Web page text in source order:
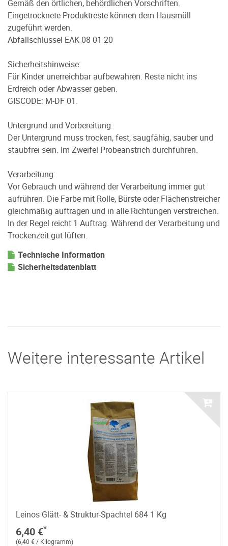
Gemäß den örtlichen, behördlichen Vorschriften.
Eingetrocknete Produktreste können dem Hausmüll
zugeführt werden.
Abfallschlüssel EAK 08 01 20
Sicherheitshinweise:
Für Kinder unerreichbar aufbewahren. Reste nicht ins
Erdreich oder Abwasser geben.
GISCODE: M-DF 01.
Untergrund und Vorbereitung:
Der Untergrund muss trocken, fest, saugfähig, sauber und
staubfrei sein. Im Zweifel Probeanstrich durchführen.
Verarbeitung:
Vor Gebrauch und während der Verarbeitung immer gut
aufrühren. Die Farbe mit Rolle, Bürste oder Flächenstreicher
gleichmäßig auftragen und in alle Richtungen verstreichen.
In der Regel reicht 1 Auftrag. Während der Verarbeitung und
Trockenzeit gut lüften.
Technische Information
Sicherheitsdatenblatt
Weitere interessante Artikel
Leinos Glätt- & Struktur-Spachtel 684 1 Kg
6,40 €*
(6,40 € / Kilogramm)